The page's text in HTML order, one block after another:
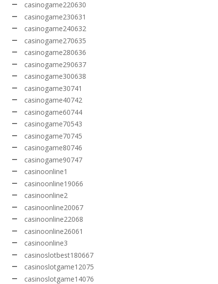
casinogame220630
casinogame230631
casinogame240632
casinogame270635
casinogame280636
casinogame290637
casinogame300638
casinogame30741
casinogame40742
casinogame60744
casinogame70543
casinogame70745
casinogame80746
casinogame90747
casinoonline1
casinoonline19066
casinoonline2
casinoonline20067
casinoonline22068
casinoonline26061
casinoonline3
casinoslotbest180667
casinoslotgame12075
casinoslotgame14076